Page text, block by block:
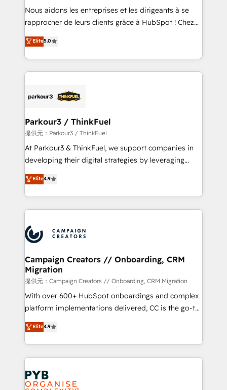
B2B sectors such as manufacturing, SaaS and
business services. We prepare a customized
impact of your digital transformation, including a
detailed financial rationale with a focus on ROI and
embark on a transformational journey that sets your
business up for long-term success. Unlock your
Nous aidons les entreprises et les dirigeants à se
rapprocher de leurs clients grâce à HubSpot ! Chez
DIGITALISIM, nous avons l'intime conviction que la
réussite des entreprises passe par l’innovation web,
le marketing digital, et la relation client ! C'est
pourquoi, nos experts sont à la fois capables de
référencement, votre stratégie digitale et le pilotage
projet HubSpot avec DIGITALISIM : 🧽 Nettoyage,
migration et intégration des bases de données. 🚀
Développement des interfaces avec vos logiciels
métiers ⚙️ Configuration de la plateforme HubSpot
Book Process & Guidelines utilisateurs 🎓
Formations des utilisateurs
Elite5.0
Parkour3 / ThinkFuel
提供元：Parkour3 / ThinkFuel
At Parkour3 & ThinkFuel, we support companies in
developing their digital strategies by leveraging
technologies and automating their marketing and
sales processes to generate growth. Our offer spans
from Strategy to Operations. We specialize in CRM
onboarding and implementation, web design, sales
extensive experience working with tech companies
and manufacturers since 2002, we are committed to
empowering our clients and developing their
autonomy. Get to grips with HubSpot through
guided implementation and seamless integration of
the CRM platform into your digital ecosystem. Would
you like support in deploying your inbound
to your needs and sales objectives. With 125+
certifications, we are part of the most certified
services are offered in both English & French.
Elite4.9
Campaign Creators // Onboarding, CRM
Migration
提供元：Campaign Creators // Onboarding, CRM Migration
With over 600+ HubSpot onboardings and complex
platform implementations delivered, CC is the go-to
Elite Solutions Partner for businesses ready to
migrate, replatform, and scale smarter. We specialize
in high-impact CRM and CMS migrations and
onboarding from platforms like Salesforce, NetSuite,
Zoho, Pardot, Marketo, Microsoft Dynamics, Wix,
WordPress and legacy CRMs, turning fragmented
Elite4.9